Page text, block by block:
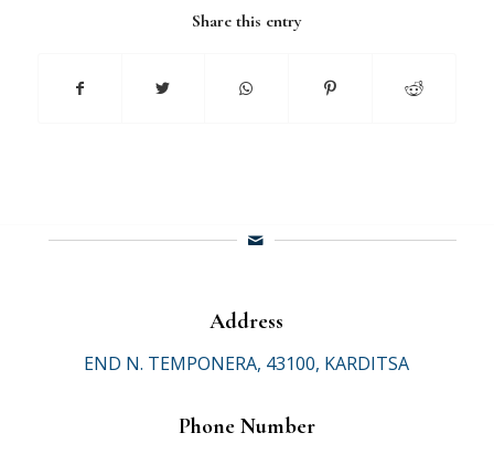
Share this entry
Address
END N. TEMPONERA, 43100, KARDITSA
Phone Number